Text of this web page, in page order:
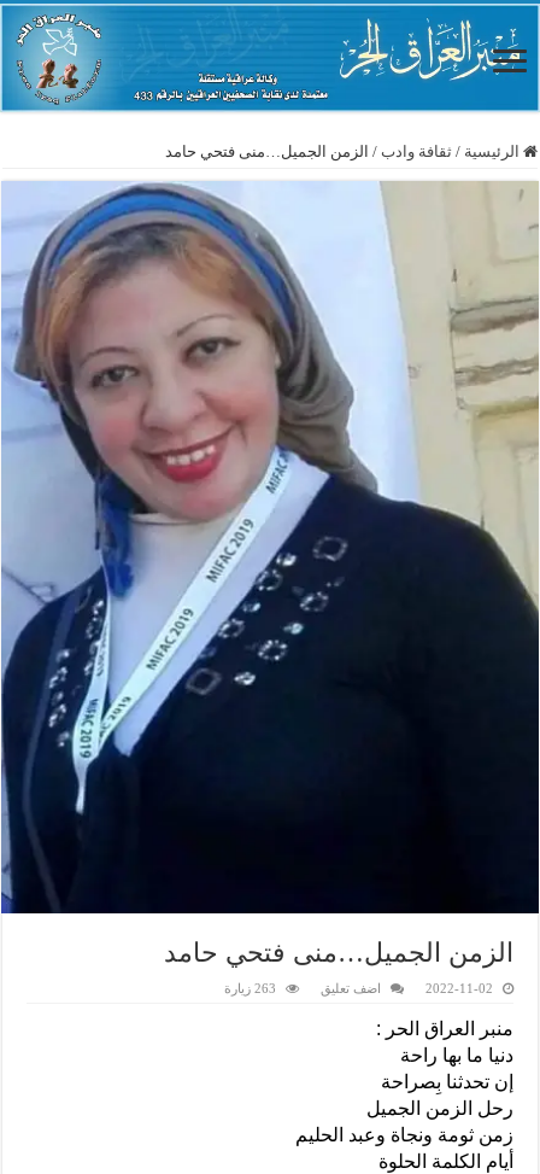
الرئيسية / ثقافة وادب / الزمن الجميل…منى فتحي حامد
الزمن الجميل…منى فتحي حامد
2022-11-02 اضف تعليق 263 زيارة
منبر العراق الحر :
دنيا ما بها راحة
إن تحدثنا بِصراحة
رحل الزمن الجميل
زمن ثومة ونجاة وعبد الحليم
أيام الكلمة الحلوة